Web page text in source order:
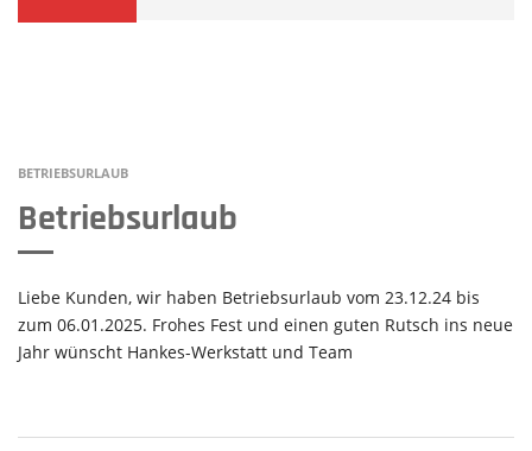
BETRIEBSURLAUB
Betriebsurlaub
Liebe Kunden, wir haben Betriebsurlaub vom 23.12.24 bis
zum 06.01.2025. Frohes Fest und einen guten Rutsch ins neue
Jahr wünscht Hankes-Werkstatt und Team